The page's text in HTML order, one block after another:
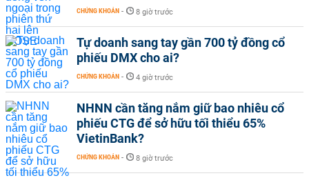
CHỨNG KHOÁN - 8 giờ trước
Tự doanh sang tay gần 700 tỷ đồng cổ
phiếu DMX cho ai?
CHỨNG KHOÁN - 4 giờ trước
NHNN cần tăng nắm giữ bao nhiêu cổ
phiếu CTG để sở hữu tối thiểu 65%
VietinBank?
CHỨNG KHOÁN - 8 giờ trước